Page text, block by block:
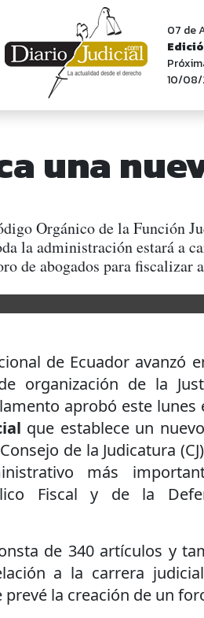
07 de
10/
una
Orgánico de la Función
la administración estará a
de abogados para fiscalizar
de Ecuador avanzó
organización de la
aprobó este lunes
que establece un
de la Judicatura
más
Fiscal y de la
de 340 artículos y
a la carrera
prevé la creación de un